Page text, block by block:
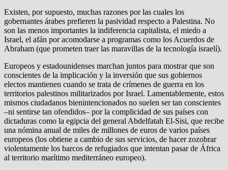
Existen, por supuesto, muchas razones por las cuales los
gobernantes árabes prefieren la pasividad respecto a Palestina. No
son las menos importantes la indiferencia capitalista, el miedo a
Israel, el afán por acomodarse a programas como los Acuerdos de
Abraham (que prometen traer las maravillas de la tecnología israelí).
Europeos y estadounidenses marchan juntos para mostrar que son
conscientes de la implicación y la inversión que sus gobiernos
electos mantienen cuando se trata de crímenes de guerra en los
territorios palestinos militarizados por Israel. Lamentablemente, estos
mismos ciudadanos bienintencionados no suelen ser tan conscientes
–ni sentirse tan ofendidos– por la complicidad de sus países con
dictaduras como la egipcia del general Abdelfatah El-Sisi, que recibe
una nómina anual de miles de millones de euros de varios países
europeos (los obtiene a cambio de sus servicios, de hacer zozobrar
violentamente los barcos de refugiados que intentan pasar de África
al territorio marítimo mediterráneo europeo).